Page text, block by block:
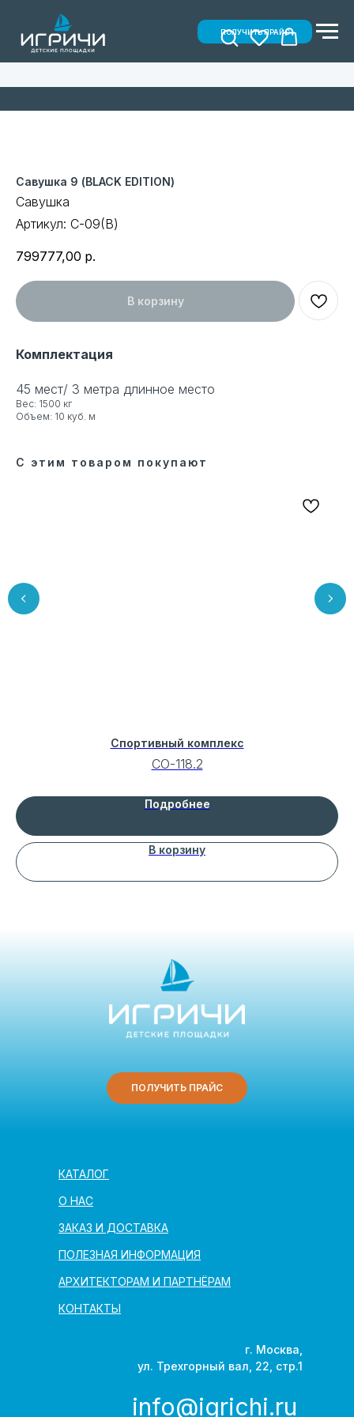
ПОЛУЧИТЬ ПРАЙС
Савушка 9 (BLACK EDITION)
Савушка
Артикул: С-09(В)
799777,00 р.
В корзину
Комплектация
45 мест/ 3 метра длинное место
Вес: 1500 кг
Объем: 10 куб. м
С этим товаром покупают
Спортивный комплекс
СО-118.2
Подробнее
В корзину
АРХИТЕКТОРАМ И ПАРТНЁРАМ
КОНТАКТЫ
ПОЛЕЗНАЯ ИНФОРМАЦИЯ
ЗАКАЗ И ДОСТАВКА
О НАС
КАТАЛОГ
г. Москва,
ул. Трехгорный вал, 22, стр.1
ПОЛУЧИТЬ ПРАЙС
info@igrichi.ru